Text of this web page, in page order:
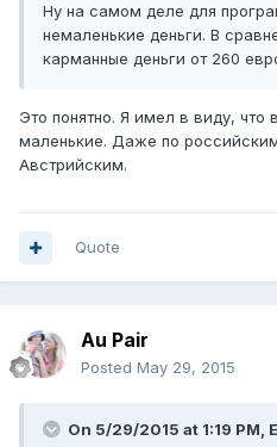
Ну на самом деле для
немаленькие деньги. В
карманные деньги от 260
Это понятно. Я имел в виду, что
маленькие. Даже по
Австрийским.
Quote
Au Pair
Posted May 29, 2015
On 5/29/2015 at 1:19 PM,